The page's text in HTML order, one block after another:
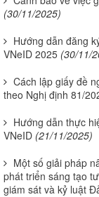
(30/11/2025)
Hướng dẫn đăng
VNeID 2025 (30/11/
Cách lập giấy đề
theo Nghị định 81/
Hướng dẫn thực
VNeID (21/11/2025)
Một số giải pháp
phát triển sáng tạo
giám sát và kỷ luật